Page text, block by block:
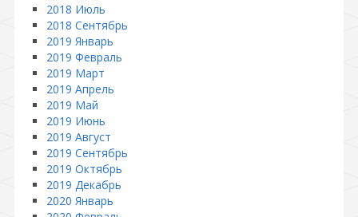
2018 Июль
2018 Сентябрь
2019 Январь
2019 Февраль
2019 Март
2019 Апрель
2019 Май
2019 Июнь
2019 Август
2019 Сентябрь
2019 Октябрь
2019 Декабрь
2020 Январь